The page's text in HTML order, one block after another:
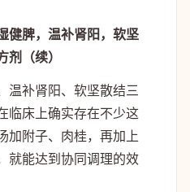
健脾，温补肾阳，软坚
剂（续）
温补肾阳、软坚散结三
临床上确实存在不少这
加附子、肉桂，再加上
就能达到协同调理的效